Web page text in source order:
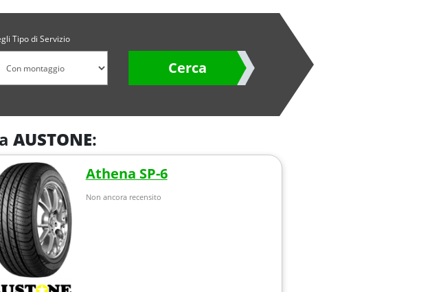
Tipo di Servizio
Cerca
AUSTONE:
Athena SP-6
Non ancora recensito